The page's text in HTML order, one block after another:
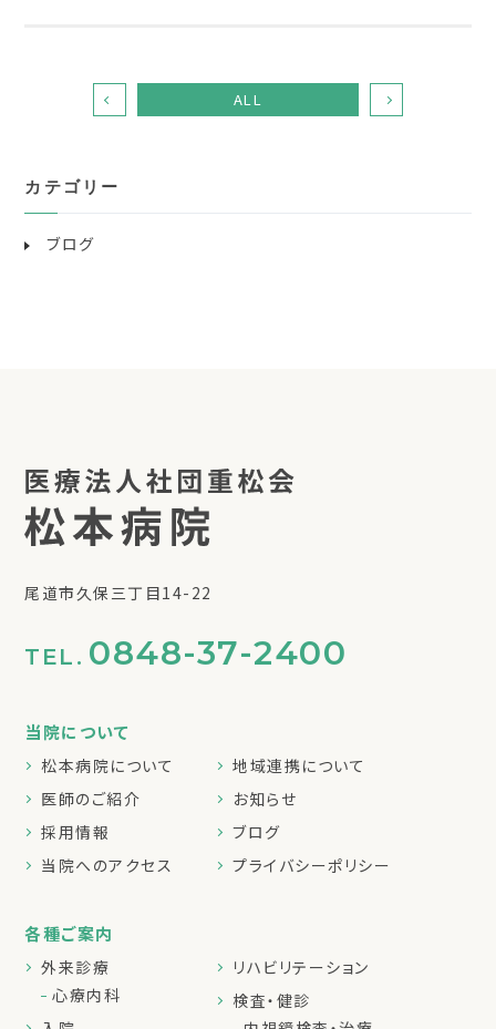
カテゴリー
ブログ
ALL
尾道市久保三丁目14-22
TEL. 0848-37-2400
当院について
松本病院について
医師のご紹介
採用情報
当院へのアクセス
地域連携について
お知らせ
ブログ
プライバシーポリシー
各種ご案内
外来診療
心療内科
リハビリテーション
検査・健診